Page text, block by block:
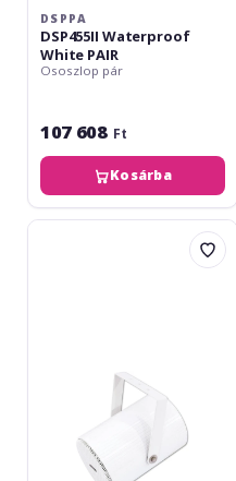
DSPPA
DSP455II Waterproof
White PAIR
Ososzlop pár
107 608 Ft
Kosárba
Omnitronic